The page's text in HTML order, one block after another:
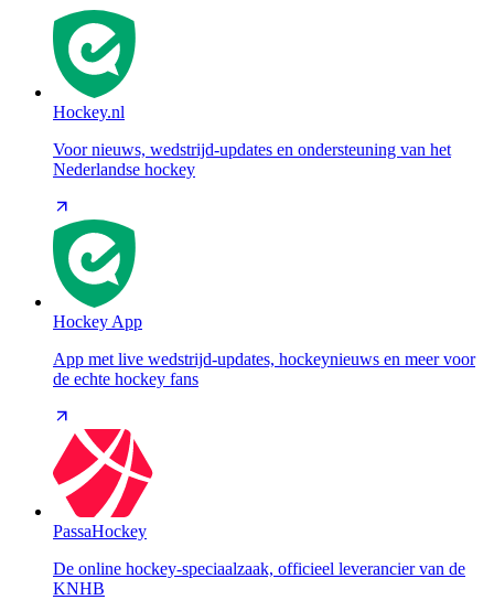
Hockey.nl
Voor nieuws, wedstrijd-updates en ondersteuning van het
Nederlandse hockey
Hockey App
App met live wedstrijd-updates, hockeynieuws en meer voor
de echte hockey fans
PassaHockey
De online hockey-speciaalzaak, officieel leverancier van de
KNHB